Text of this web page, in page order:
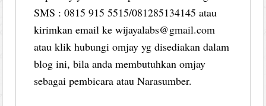
SMS : 0815 915 5515/081285134145 atau
kirimkan email ke wijayalabs@gmail.com
atau klik hubungi omjay yg disediakan dalam
blog ini, bila anda membutuhkan omjay
sebagai pembicara atau Narasumber.